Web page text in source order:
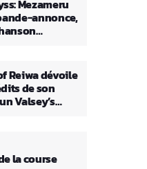
Mezameru
annonce,
Reiwa dévoile
de son
Valsey’s
la course